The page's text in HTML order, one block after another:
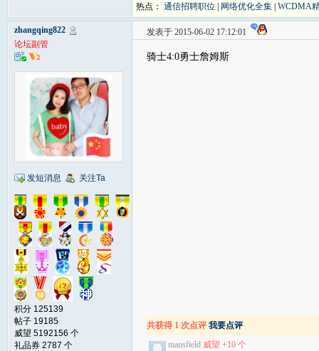
热点： 通信招聘职位 网络优化全集 WCDMA
zhangqing822
论坛副管
发短消息 关注Ta
积分 125139
帖子 19185
威望 5192156 个
礼品券 2787 个
发表于 2015-06-02 17:12:01
骑士4:0勇士詹姆斯
共获得 1 次点评 我要点评
mansfield 威望 +10 个